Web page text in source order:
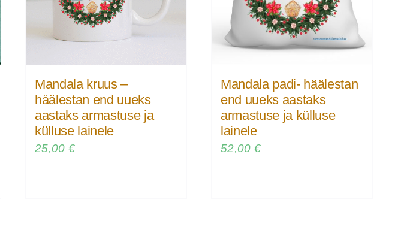
Mandala kruus –
häälestan end uueks
aastaks armastuse ja
külluse lainele
25,00 €
Mandala padi- häälestan
end uueks aastaks
armastuse ja külluse
lainele
52,00 €